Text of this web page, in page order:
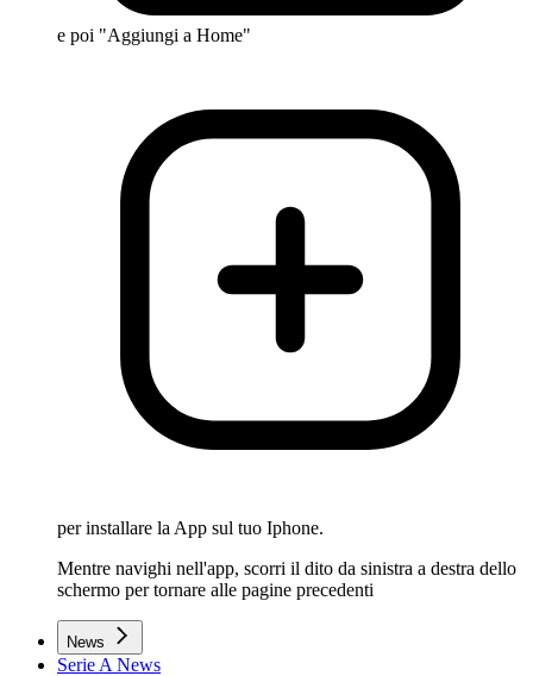
e poi "Aggiungi a Home"
per installare la App sul tuo Iphone.
Mentre navighi nell'app, scorri il dito da sinistra a destra dello
schermo per tornare alle pagine precedenti
News
Serie A News